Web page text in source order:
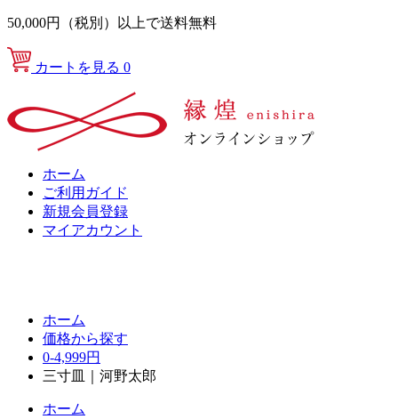
50,000円（税別）以上で送料無料
カートを見る 0
ホーム
ご利用ガイド
新規会員登録
マイアカウント
ホーム
価格から探す
0-4,999円
三寸皿｜河野太郎
ホーム